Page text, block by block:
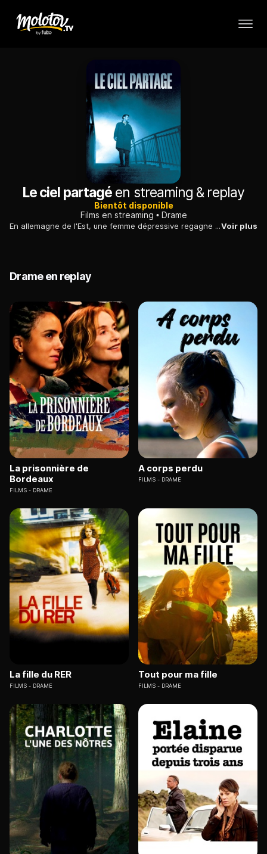
Le ciel partagé en streaming & replay
Bientôt disponible
Films en streaming
Drame
En allemagne de l'Est, une femme dépressive regagne son village natal pour se reposer : elle se souvient des événements tristes ou joyeux qui ont marqué sa vie.Voir plus
Drame en replay
La prisonnière de
Bordeaux
FILMS DRAME
A corps perdu
FILMS DRAME
La fille du RER
FILMS DRAME
Tout pour ma fille
FILMS DRAME